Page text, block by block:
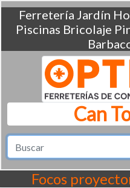
Ferretería Jardín
Piscinas Bricolaje
Can
Focos